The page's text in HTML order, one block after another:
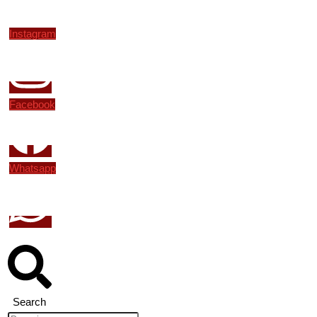
Instagram
Facebook
Whatsapp
Search